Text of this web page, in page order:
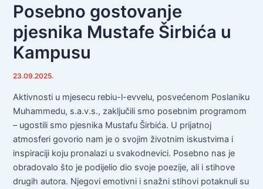
Posebno gostovanje
pjesnika Mustafe Širbića u
Kampusu
23.09.2025.
Aktivnosti u mjesecu rebiu-l-evvelu, posvećenom Poslaniku
Muhammedu, s.a.v.s., zaključili smo posebnim programom
– ugostili smo pjesnika Mustafu Širbića. U prijatnoj
atmosferi govorio nam je o svojim životnim iskustvima i
inspiraciji koju pronalazi u svakodnevici. Posebno nas je
obradovalo što je podijelio dio svoje poezije, ali i stihove
drugih autora. Njegovi emotivni i snažni stihovi potaknuli su